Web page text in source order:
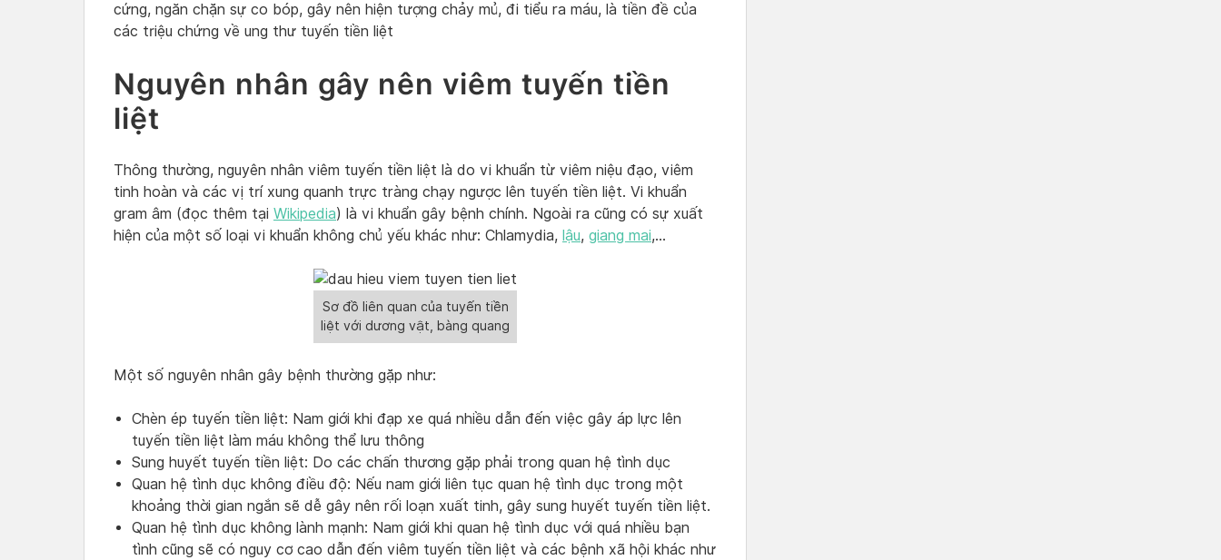
cứng, ngăn chặn sự co bóp, gây nên hiện tượng chảy mủ, đi tiểu ra máu, là tiền đề của
các triệu chứng về ung thư tuyến tiền liệt
Nguyên nhân gây nên viêm tuyến tiền
liệt
Thông thường, nguyên nhân viêm tuyến tiền liệt là do vi khuẩn từ viêm niệu đạo, viêm
tinh hoàn và các vị trí xung quanh trực tràng chạy ngược lên tuyến tiền liệt. Vi khuẩn
gram âm (đọc thêm tại Wikipedia) là vi khuẩn gây bệnh chính. Ngoài ra cũng có sự xuất
hiện của một số loại vi khuẩn không chủ yếu khác như: Chlamydia, lậu, giang mai,…
Sơ đồ liên quan của tuyến tiền
liệt với dương vật, bàng quang
Một số nguyên nhân gây bệnh thường gặp như:
Chèn ép tuyến tiền liệt: Nam giới khi đạp xe quá nhiều dẫn đến việc gây áp lực lên
tuyến tiền liệt làm máu không thể lưu thông
Sung huyết tuyến tiền liệt: Do các chấn thương gặp phải trong quan hệ tình dục
Quan hệ tình dục không điều độ: Nếu nam giới liên tục quan hệ tình dục trong một
khoảng thời gian ngắn sẽ dễ gây nên rối loạn xuất tinh, gây sung huyết tuyến tiền liệt.
Quan hệ tình dục không lành mạnh: Nam giới khi quan hệ tình dục với quá nhiều bạn
tình cũng sẽ có nguy cơ cao dẫn đến viêm tuyến tiền liệt và các bệnh xã hội khác như